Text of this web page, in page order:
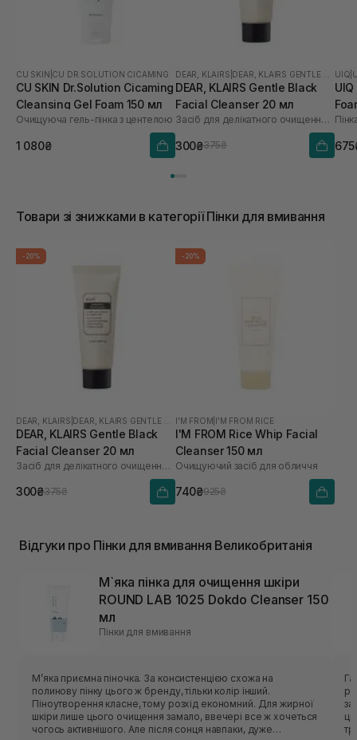
CU SKIN CU DR.SOLUTION CICAMING
CU SKIN Dr.Solution Cicaming
Cleansing Gel Foam 150 мл
Очищуюча гель-пінка з центелою
1 080₴
DEAR, KLAIRS
DEAR, KLAIRS Gentle Black
Facial Cleanser 20 мл
Засіб для делікатного очищення обличчя
300₴375₴
UIQ
Товари зі знижками в категорії Пінки для вмивання
-20%
DEAR, KLAIRS
DEAR, KLAIRS Gentle Black
Facial Cleanser 20 мл
Засіб для делікатного очищення обличчя
300₴375₴
-20%
I'M FROM I'M FROM RICE
I'M FROM Rice Whip Facial
Cleanser 150 мл
Очищуючий засіб для обличчя
740₴925₴
Відгуки про Пінки для вмивання Великобританія
М`яка пінка для очищення шкіри
ROUND LAB 1025 Dokdo Cleanser 150
мл
Пінки для вмивання
Мʼяка приємна піночка. За консистенцією схожа на
полинову пінку цього ж бренду, тільки колір інший.
Піноутворення класне, тому розхід економний. Для жирної
шкіри лише цього очищення замало, ввечері все ж хочеться
чогось активнішого. Але після сонця навпаки, дуже
засобу. Аромат
тригерить. У